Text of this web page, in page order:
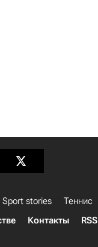
Sport stories Теннис
Контакты RSS